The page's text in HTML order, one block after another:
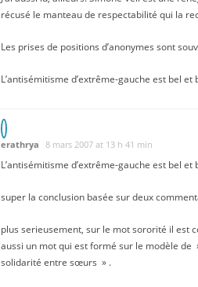
récusé le manteau de respectabilité qui la
Les prises de positions d’anonymes sont
L’antisémitisme d’extrême-gauche est bel
erathrya 8 mars 2007 at 13 h 41 min
L’antisémitisme d’extrême-gauche est bel
super la conclusion basée sur deux
plus serieusement, sur le mot sororité il est
aussi un mot qui est formé sur le modèle
solidarité entre sœurs » .